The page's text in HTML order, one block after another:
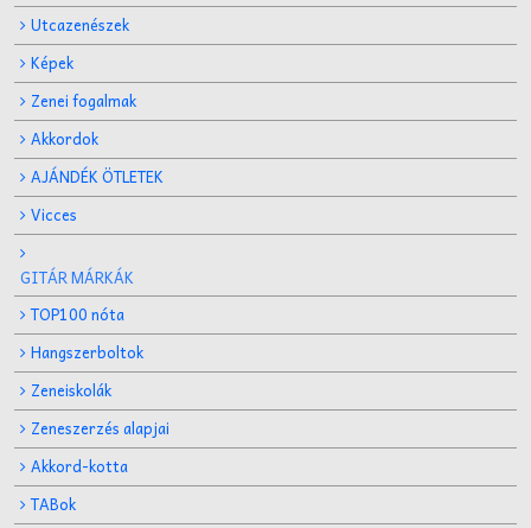
Utcazenészek
Képek
Zenei fogalmak
Akkordok
AJÁNDÉK ÖTLETEK
Vicces
GITÁR MÁRKÁK
TOP100 nóta
Hangszerboltok
Zeneiskolák
Zeneszerzés alapjai
Akkord-kotta
TABok